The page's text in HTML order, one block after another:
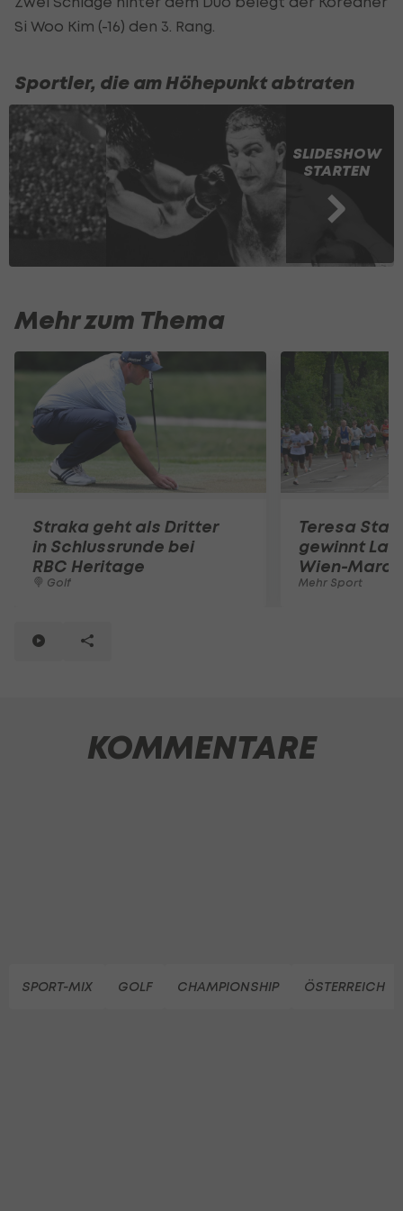
Si Woo Kim (-16) den 3. Rang.
Sportler, die am Höhepunkt abtraten
SLIDESHOW
STARTEN
Mehr zum Thema
Straka geht als Dritter
in Schlussrunde bei
RBC Heritage
Golf
Teresa
gewinnt
Wien-
Mehr Sport
KOMMENTARE
SPORT-MIX GOLF CHAMPIONSHIP ÖSTERREICH